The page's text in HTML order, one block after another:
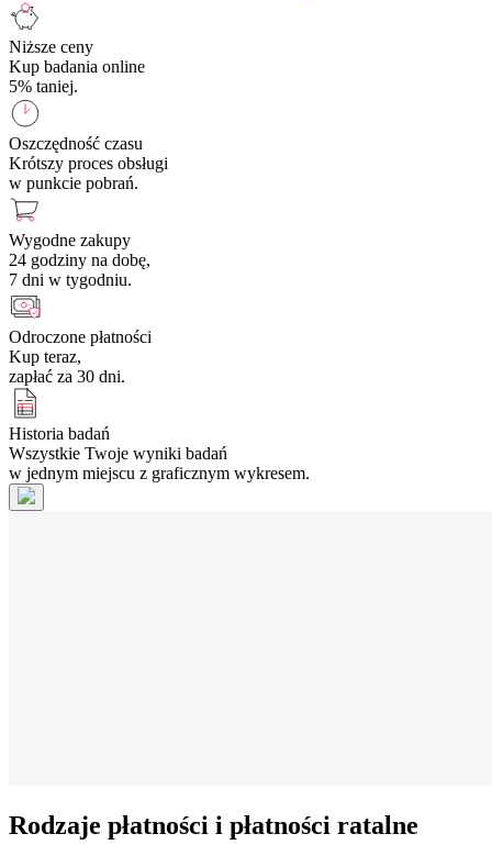
Niższe ceny
Kup badania online
5% taniej.
Oszczędność czasu
Krótszy proces obsługi
w punkcie pobrań.
Wygodne zakupy
24 godziny na dobę,
7 dni w tygodniu.
Odroczone płatności
Kup teraz,
zapłać za 30 dni.
Historia badań
Wszystkie Twoje wyniki badań
w jednym miejscu z graficznym wykresem.
Rodzaje płatności i płatności ratalne